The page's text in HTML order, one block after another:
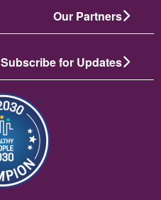
Our Partners
Subscribe for Updates
الصورة